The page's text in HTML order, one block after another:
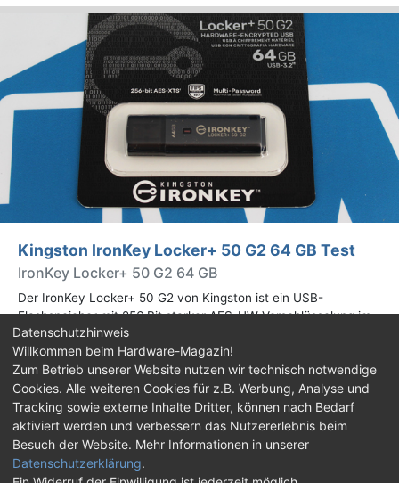
Kingston IronKey Locker+ 50 G2 64 GB Test
IronKey Locker+ 50 G2 64 GB
Der IronKey Locker+ 50 G2 von Kingston ist ein USB-
Flashspeicher mit 256 Bit starker AES-HW-Verschlüsselung im
XTS-Modus. Wir haben das 64-GB-Modell im Praxistest
genauer begutachtet.
Impressum| Kontakt |Jobs |Datenschutz |
Consent‑Einstellungen |Haftungsausschluss
Feed Facebook
Datenschutzhinweis
Willkommen beim Hardware-Magazin!
Zum Betrieb unserer Website nutzen wir technisch notwendige
Cookies. Alle weiteren Cookies für z.B. Werbung, Analyse und
Tracking sowie externe Inhalte Dritter, können nach Bedarf
aktiviert werden und verbessern das Nutzererlebnis beim
Besuch der Website. Mehr Informationen in unserer
Datenschutzerklärung.